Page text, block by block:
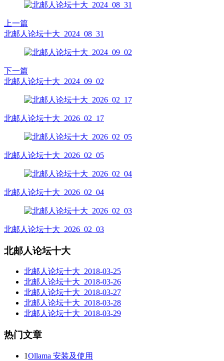
上一篇
北邮人论坛十大_2024_08_31
下一篇
北邮人论坛十大_2024_09_02
北邮人论坛十大_2026_02_17
北邮人论坛十大_2026_02_05
北邮人论坛十大_2026_02_04
北邮人论坛十大_2026_02_03
北邮人论坛十大
北邮人论坛十大_2018-03-25
北邮人论坛十大_2018-03-26
北邮人论坛十大_2018-03-27
北邮人论坛十大_2018-03-28
北邮人论坛十大_2018-03-29
热门文章
1Ollama 安装及使用